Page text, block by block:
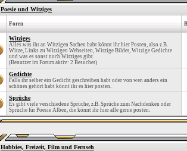
Poesie und Witziges
Foren
Witziges
Alles was ihr an Witzigen Sachen habt könnt ihr hier Posten, also z.B.
Witze, Links zu Witzigen Webseiten, Witzige Bilder, Witzige Gedichte
und was es sonst noch Witziges gibt.
(Benutzer im Forum aktiv: 2 Besucher)
Gedichte
Falls ihr selber ein Gedicht geschreiben habt oder von wen anders ein
schönes gehört habt könnt ihr es hier posten.
Sprüche
Es gibt viele verschiedene Sprüche, z.B. Sprüche zum Nachdenken oder
Sprüche für Poesie Alben, die könnt ihr hier alle gerne posten.
Hobbies, Freizeit, Film und Fernseh